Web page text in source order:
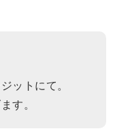
ットにて。
す。